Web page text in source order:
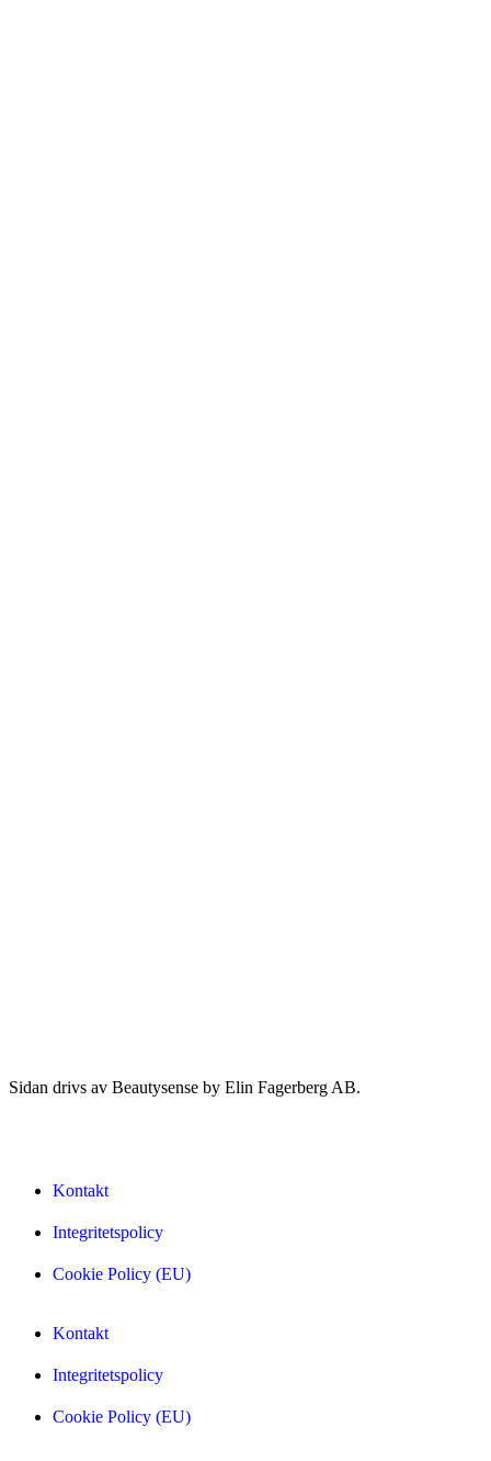
Sidan drivs av Beautysense by Elin Fagerberg AB.
Kontakt
Integritetspolicy
Cookie Policy (EU)
Kontakt
Integritetspolicy
Cookie Policy (EU)